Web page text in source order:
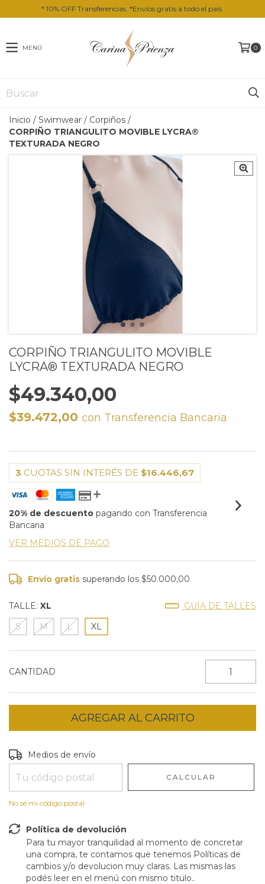
* 10% OFF Transferencias. *Envíos gratis a todo el país.
MENÚ 0
Inicio / Swimwear / Corpiños /
CORPIÑO TRIANGULITO MOVIBLE LYCRA®️
TEXTURADA NEGRO
CORPIÑO TRIANGULITO MOVIBLE
LYCRA®️ TEXTURADA NEGRO
$49.340,00
$39.472,00 con Transferencia Bancaria
3 CUOTAS SIN INTERÉS DE $16.446,67
20% de descuento pagando con Transferencia
Bancaria
VER MEDIOS DE PAGO
Envío gratis superando los$50.000,00
TALLE: XL
GUÍA DE TALLES
S
M L XL
CANTIDAD
Entregas para el CP:
Medios de envío
CALCULAR
No sé mi código postal
Política de devolución
Para tu mayor tranquilidad al momento de concretar
una compra, te contamos que tenemos Políticas de
cambios y/o devolucion muy claras. Las mismas las
podés leer en el menú con mismo titulo..